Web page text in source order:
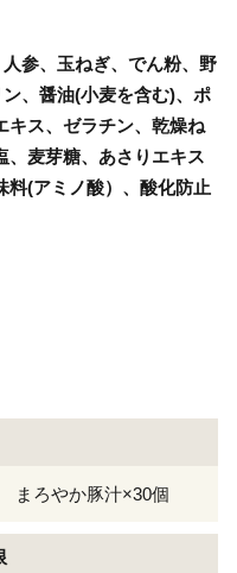
参、玉ねぎ、でん粉、野
、醤油(小麦を含む)、ポ
キス、ゼラチン、乾燥ね
、麦芽糖、あさりエキス
料(アミノ酸）、酸化防止
ろやか豚汁×30個